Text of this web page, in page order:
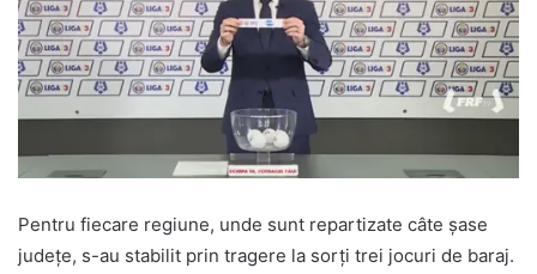
Pentru fiecare regiune, unde sunt repartizate câte șase
județe, s-au stabilit prin tragere la sorți trei jocuri de baraj.